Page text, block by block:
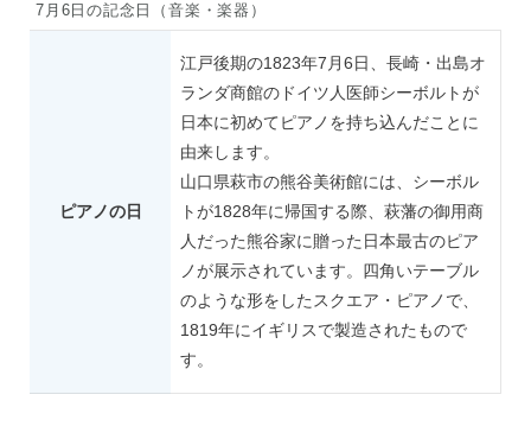
7月6日の記念日（音楽・楽器）
ピアノの日
江戸後期の1823年7月6日、長崎・出島オ
ランダ商館のドイツ人医師シーボルトが
日本に初めてピアノを持ち込んだことに
由来します。
山口県萩市の熊谷美術館には、シーボル
トが1828年に帰国する際、萩藩の御用商
人だった熊谷家に贈った日本最古のピア
ノが展示されています。四角いテーブル
のような形をしたスクエア・ピアノで、
1819年にイギリスで製造されたもので
す。